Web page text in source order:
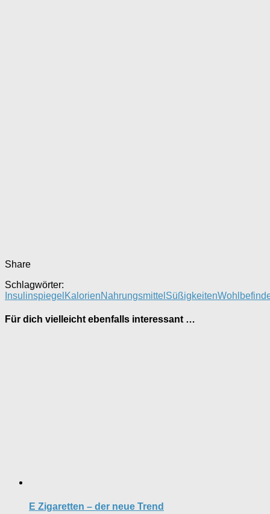
Share
Schlagwörter:
Insulinspiegel KalorienNahrungsmittel Süßigkeiten
Für dich vielleicht ebenfalls interessant …
E Zigaretten – der neue Trend